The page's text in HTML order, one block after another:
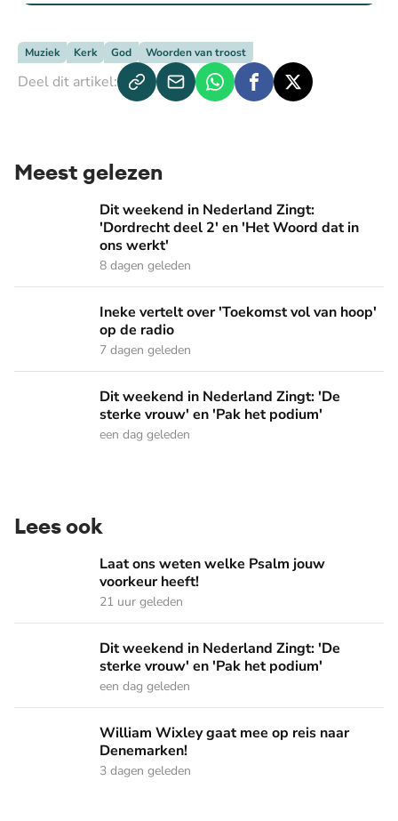
Muziek Kerk God Woorden van troost
Deel dit artikel:
Meest gelezen
Dit weekend in Nederland Zingt: 'Dordrecht deel 2' en
Dit weekend in Nederland Zingt:
'Dordrecht deel 2' en 'Het Woord dat in
ons werkt'
8 dagen geleden
Ineke vertelt over 'Toekomst vol van hoop' op de radio
Ineke vertelt over 'Toekomst vol van hoop'
op de radio
7 dagen geleden
Dit weekend in Nederland Zingt: 'De sterke vrouw' en 'Pak
Dit weekend in Nederland Zingt: 'De
sterke vrouw' en 'Pak het podium'
een dag geleden
Lees ook
Laat ons weten welke Psalm jouw voorkeur heeft!
Laat ons weten welke Psalm jouw
voorkeur heeft!
21 uur geleden
Dit weekend in Nederland Zingt: 'De sterke vrouw' en 'Pak
Dit weekend in Nederland Zingt: 'De
sterke vrouw' en 'Pak het podium'
een dag geleden
William Wixley gaat mee op reis naar Denemarken!
William Wixley gaat mee op reis naar
Denemarken!
3 dagen geleden